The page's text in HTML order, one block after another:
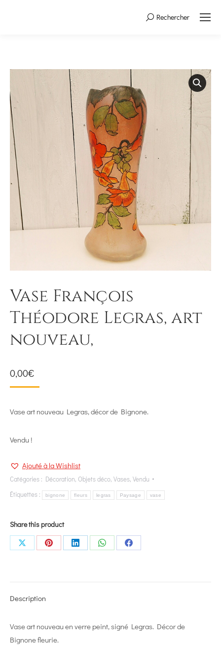
Search:Rechercher
Vase François
Théodore Legras, art
nouveau,
0,00€
Vase art nouveau Legras, décor de Bignone.
Vendu !
Ajouté à la Wishlist
Catégories : Décoration, Objets déco, Vases, Vendu
Étiquettes :
bignone fleurs legras Paysage vase
Share this product
Share
Share
Share
Share
Share
Description
Vase art nouveau en verre peint, signé Legras. Décor de
Bignone fleurie.